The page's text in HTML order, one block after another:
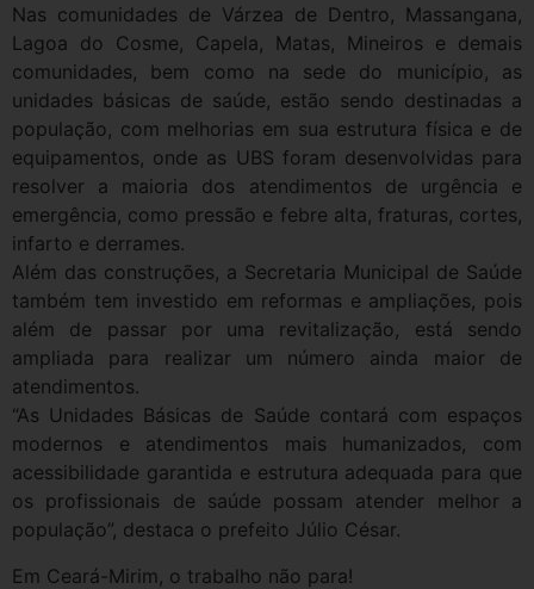
Nas comunidades de Várzea de Dentro, Massangana,
Lagoa do Cosme, Capela, Matas, Mineiros e demais
comunidades, bem como na sede do município, as
unidades básicas de saúde, estão sendo destinadas a
população, com melhorias em sua estrutura física e de
equipamentos, onde as UBS foram desenvolvidas para
resolver a maioria dos atendimentos de urgência e
emergência, como pressão e febre alta, fraturas, cortes,
infarto e derrames.
Além das construções, a Secretaria Municipal de Saúde
também tem investido em reformas e ampliações, pois
além de passar por uma revitalização, está sendo
ampliada para realizar um número ainda maior de
atendimentos.
“As Unidades Básicas de Saúde contará com espaços
modernos e atendimentos mais humanizados, com
acessibilidade garantida e estrutura adequada para que
os profissionais de saúde possam atender melhor a
população”, destaca o prefeito Júlio César.
Em Ceará-Mirim, o trabalho não para!